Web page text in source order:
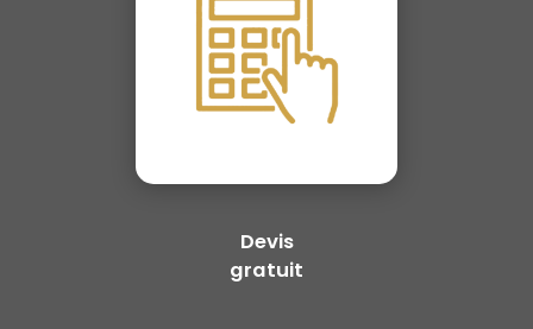
Devis
gratuit